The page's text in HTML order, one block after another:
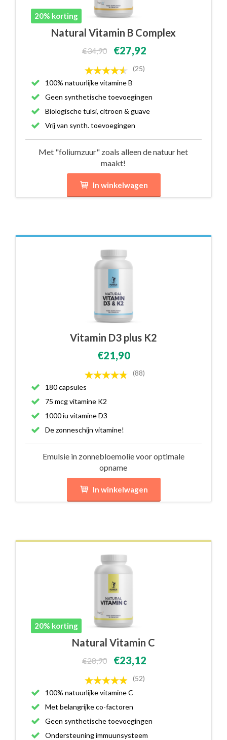
20% korting
Natural Vitamin B Complex
€34,90 €27,92
(25)
100% natuurlijke vitamine B
Geen synthetische toevoegingen
Biologische tulsi, citroen & guave
Vrij van synth. toevoegingen
Met "foliumzuur" zoals alleen de natuur het
maakt!
In winkelwagen
Vitamin D3 plus K2
€21,90
(88)
180 capsules
75 mcg vitamine K2
1000 iu vitamine D3
De zonneschijn vitamine!
Emulsie in zonnebloemolie voor optimale
opname
In winkelwagen
20% korting
Natural Vitamin C
€28,90 €23,12
(52)
100% natuurlijke vitamine C
Met belangrijke co-factoren
Geen synthetische toevoegingen
Ondersteuning immuunsysteem